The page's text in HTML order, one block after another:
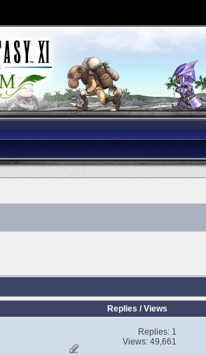
Replies /Views
Replies: 1
Views: 49,661